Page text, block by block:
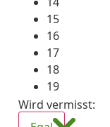
15
16
17
18
19
Wird vermisst: